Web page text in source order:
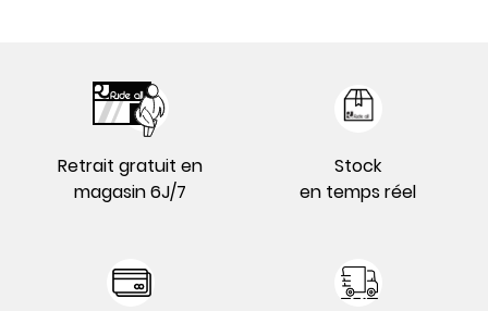
Retrait gratuit en
magasin 6J/7
Stock
en temps réel